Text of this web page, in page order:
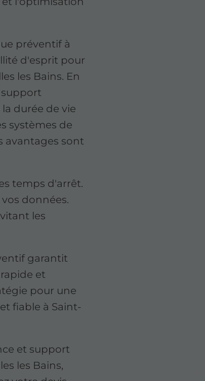
préventif à
d'esprit pour
les Bains. En
support
durée de vie
systèmes de
avantages sont
temps d'arrêt.
données.
les
garantit
et
pour une
fiable à Saint-
et support
les Bains,